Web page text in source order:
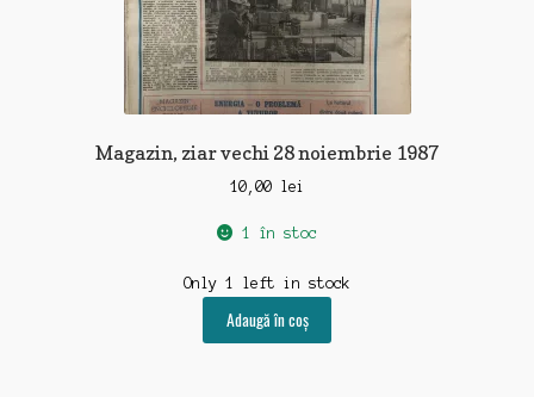
Magazin, ziar vechi 28 noiembrie 1987
10,00 lei
1 în stoc
Only 1 left in stock
Adaugă în coș